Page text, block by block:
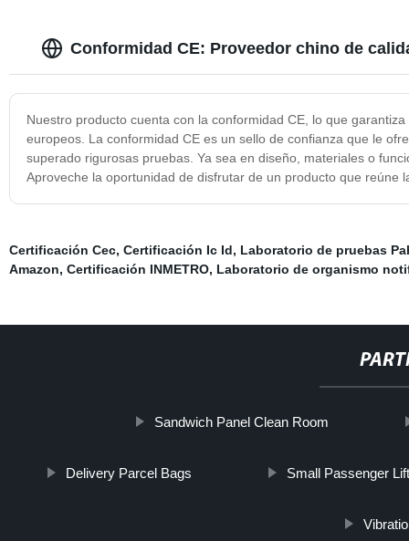
Conformidad CE: Proveedor chino de
Nuestro producto cuenta con la conformidad CE, lo que
europeos. La conformidad CE es un sello de confianza que le
superado rigurosas pruebas. Ya sea en diseño, materiales o
Aproveche la oportunidad de disfrutar de un producto que
Certificación Cec, Certificación Ic Id, Laboratorio de pruebas
Amazon, Certificación INMETRO, Laboratorio de organismo
Sandwich Panel Clean Room
Delivery Parcel Bags Small Passenger Lift